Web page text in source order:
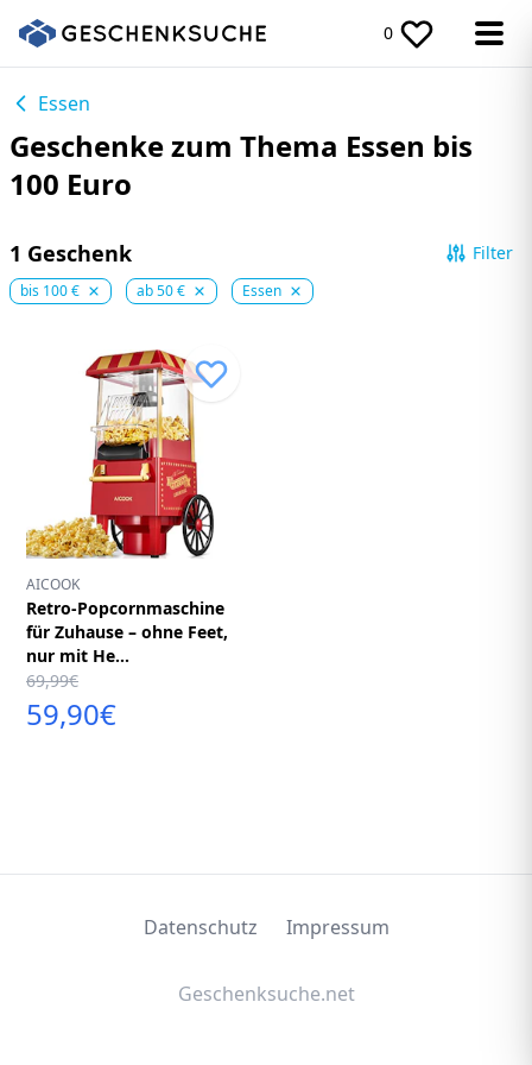
0
Essen
Geschenke zum Thema Essen bis
100 Euro
1 Geschenk Filter
bis 100 € ab 50 € Essen
AICOOK
Retro-Popcornmaschine
für Zuhause – ohne Feet,
nur mit He...
69,99€
59,90€
Datenschutz Impressum
Geschenksuche.net